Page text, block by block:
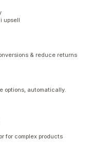
upsell
& reduce returns
options, automatically.
for complex products